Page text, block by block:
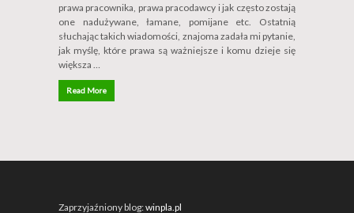
prawa pracownika, prawa pracodawcy i jak często zostają
one nadużywane, łamane, pomijane etc. Ostatnią
słuchając takich wiadomości, znajoma zadała mi pytanie,
jak myślę, które prawa są ważniejsze i komu dzieje się
większa …
Read More
Zaprzyjaźniony blog:winpla.pl